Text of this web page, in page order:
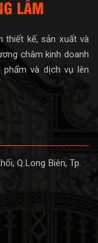
thiết kế, sản xuất và
châm kinh doanh
và dịch vụ lên
Q.Long Biên, Tp.